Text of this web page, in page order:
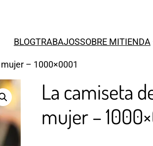
BLOGTRABAJOSSOBRE MITIENDA
– 1000×0001
La camiseta
mujer –